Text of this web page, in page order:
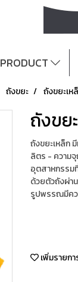
PRODUCT
ถังขยะ ถังขยะเห
ถังขย
ถังขยะเหล็ก
ลิตร - ความ
อุตสาหกรรม
ด้วยตัวถังผ่า
รูปพรรณมีคว
เพิ่มรายก